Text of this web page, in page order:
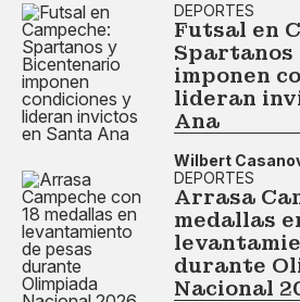
DEPORTES
Futsal en
Spartanos
imponen
lideran
Ana
Wilbert
DEPORTES
Arrasa
medallas
durante
Nacional